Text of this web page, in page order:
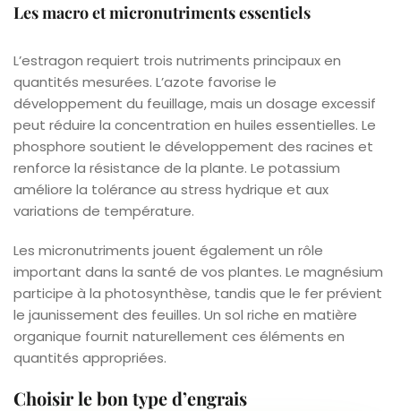
Les macro et micronutriments essentiels
L’estragon requiert trois nutriments principaux en
quantités mesurées. L’azote favorise le
développement du feuillage, mais un dosage excessif
peut réduire la concentration en huiles essentielles. Le
phosphore soutient le développement des racines et
renforce la résistance de la plante. Le potassium
améliore la tolérance au stress hydrique et aux
variations de température.
Les micronutriments jouent également un rôle
important dans la santé de vos plantes. Le magnésium
participe à la photosynthèse, tandis que le fer prévient
le jaunissement des feuilles. Un sol riche en matière
organique fournit naturellement ces éléments en
quantités appropriées.
Choisir le bon type d’engrais